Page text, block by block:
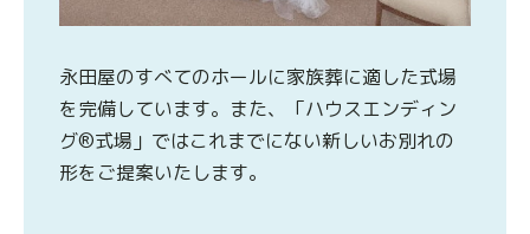
永田屋のすべてのホールに家族葬に適した式場
を完備しています。また、「ハウスエンディン
グ®式場」ではこれまでにない新しいお別れの
形をご提案いたします。